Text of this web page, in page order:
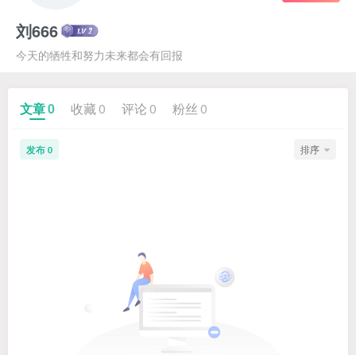
刘666
今天的牺牲和努力未来都会有回报
文章0 收藏 0 评论 0 粉丝 0
发布 0 排序